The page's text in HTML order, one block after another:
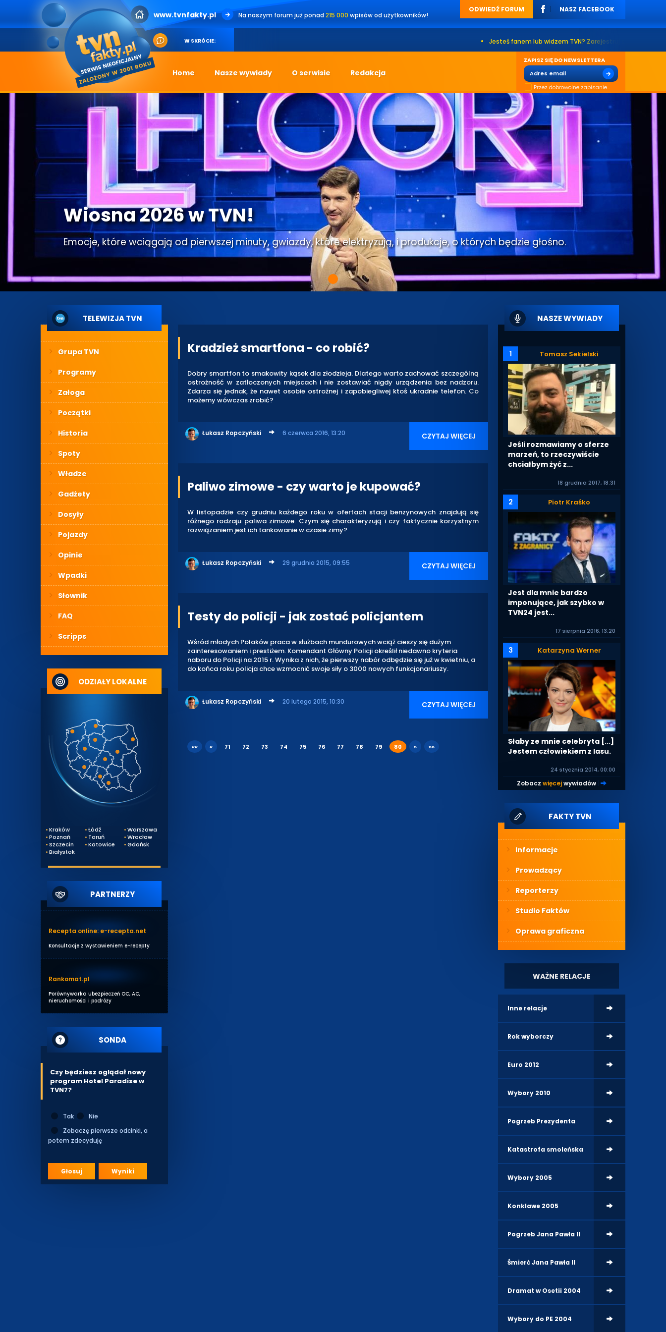
www.tvnfakty.pl Na naszym forum już ponad 215 000 wpisów od użytkowników!
ODWIEDŹ FORUM NASZ FACEBOOK
W SKRÓCIE: Jesteś fanem lub widzem TVN? Zarejestruj się na naszym forum.
Home Nasze wywiady O serwisie Redakcja
ZAPISZ SIĘ DO NEWSLETTERA
Przez dobrowolne zapisanie...
Wiosna 2026 w TVN!
Emocje, które wciągają od pierwszej minuty, gwiazdy, które elektryzują, i produkcje, o których będzie głośno.
TELEWIZJA TVN
Grupa TVN
Programy
Załoga
Początki
Historia
Spoty
Władze
Gadżety
Dosyły
Pojazdy
Opinie
Wpadki
Słownik
FAQ
Scripps
ODZIAŁY LOKALNE
Kraków Łódź
Warszawa
Poznań
Toruń
Wrocław
Szczecin
Katowice
Gdańsk
Białystok
PARTNERZY
Recepta online: e-recepta.net
Konsultacje z wystawieniem e-recepty
Rankomat.pl
Porównywarka ubezpieczeń OC, AC,
nieruchomości i podróży
SONDA
Czy będziesz oglądał nowy
program Hotel Paradise w
TVN7?
Tak
Nie
Zobaczę pierwsze odcinki, a
potem zdecyduję
Głosuj Wyniki
Kradzież smartfona - co robić?
Dobry smartfon to smakowity kąsek dla złodzieja. Dlatego warto zachować szczególną
ostrożność w zatłoczonych miejscach i nie zostawiać nigdy urządzenia bez nadzoru.
Zdarza się jednak, że nawet osobie ostrożnej i zapobiegliwej ktoś ukradnie telefon. Co
możemy wówczas zrobić?
Łukasz Ropczyński 6 czerwca 2016, 13:20 CZYTAJ WIĘCEJ
Paliwo zimowe - czy warto je kupować?
W listopadzie czy grudniu każdego roku w ofertach stacji benzynowych znajdują się
różnego rodzaju paliwa zimowe. Czym się charakteryzują i czy faktycznie korzystnym
rozwiązaniem jest ich tankowanie w czasie zimy?
Łukasz Ropczyński 29 grudnia 2015, 09:55 CZYTAJ WIĘCEJ
Testy do policji - jak zostać policjantem
Wśród młodych Polaków praca w służbach mundurowych wciąż cieszy się dużym
zainteresowaniem i prestiżem. Komendant Główny Policji określił niedawno kryteria
naboru do Policji na 2015 r. Wynika z nich, że pierwszy nabór odbędzie się już w kwietniu, a
do końca roku policja chce wzmocnić swoje siły o 3000 nowych funkcjonariuszy.
Łukasz Ropczyński 20 lutego 2015, 10:30 CZYTAJ WIĘCEJ
«« « 71 72 73 74 75 76 77 78 79 80 » »»
NASZE WYWIADY
1 Tomasz Sekielski
Jeśli rozmawiamy o sferze
marzeń, to rzeczywiście
chciałbym żyć z...
18 grudnia 2017, 18:31
2 Piotr Kraśko
Jest dla mnie bardzo
imponujące, jak szybko w
TVN24 jest...
17 sierpnia 2016, 13:20
3 Katarzyna Werner
Słaby ze mnie celebryta [...]
Jestem człowiekiem z lasu.
24 stycznia 2014, 00:00
Zobaczwięcejwywiadów |
FAKTY TVN
Informacje
Prowadzący
Reporterzy
Studio Faktów
Oprawa graficzna
WAŻNE RELACJE
Inne relacje
Rok wyborczy
Euro 2012
Wybory 2010
Pogrzeb Prezydenta
Katastrofa smoleńska
Wybory 2005
Konklawe 2005
Pogrzeb Jana Pawła II
Śmierć Jana Pawła II
Dramat w Osetii 2004
Wybory do PE 2004